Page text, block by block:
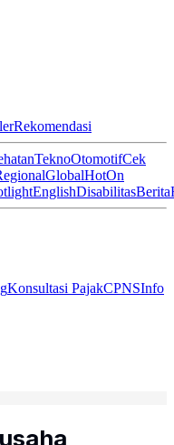
Rekomendasi
TeknoOtomotifCek
GlobalHotOn
EnglishDisabilitasBerita
Konsultasi PajakCPNSInfo